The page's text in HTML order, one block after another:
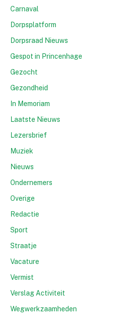
Carnaval
Dorpsplatform
Dorpsraad Nieuws
Gespot in Princenhage
Gezocht
Gezondheid
In Memoriam
Laatste Nieuws
Lezersbrief
Muziek
Nieuws
Ondernemers
Overige
Redactie
Sport
Straatje
Vacature
Vermist
Verslag Activiteit
Wegwerkzaamheden